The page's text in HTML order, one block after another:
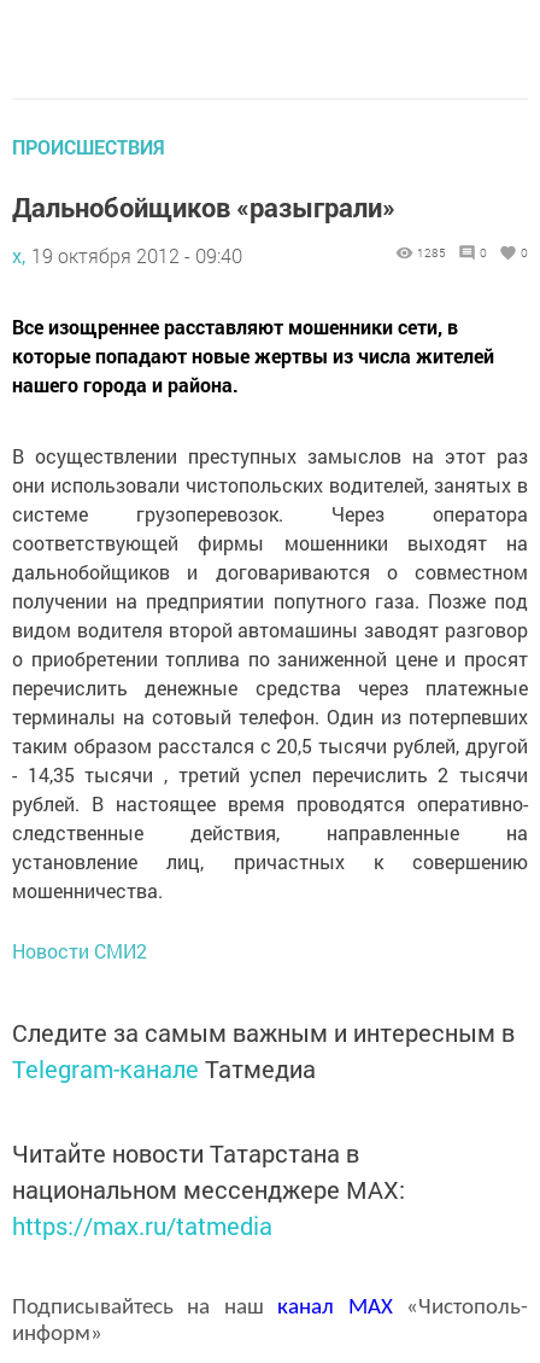
ПРОИСШЕСТВИЯ
Дальнобойщиков «разыграли»
х, 19 октября 2012 - 09:40 1285 0 0
Все изощреннее расставляют мошенники сети, в
которые попадают новые жертвы из числа жителей
нашего города и района.
В осуществлении преступных замыслов на этот раз
они использовали чистопольских водителей, занятых в
системе грузоперевозок. Через оператора
соответствующей фирмы мошенники выходят на
дальнобойщиков и договариваются о совместном
получении на предприятии попутного газа. Позже под
видом водителя второй автомашины заводят разговор
о приобретении топлива по заниженной цене и просят
перечислить денежные средства через платежные
терминалы на сотовый телефон. Один из потерпевших
таким образом расстался с 20,5 тысячи рублей, другой
- 14,35 тысячи , третий успел перечислить 2 тысячи
рублей. В настоящее время проводятся оперативно-
следственные действия, направленные на
установление лиц, причастных к совершению
мошенничества.
Новости СМИ2
Следите за самым важным и интересным в
Telegram-канале Татмедиа
Читайте новости Татарстана в
национальном мессенджере MАХ:
https://max.ru/tatmedia
Подписывайтесь на наш канал MAX«Чистополь-
информ»